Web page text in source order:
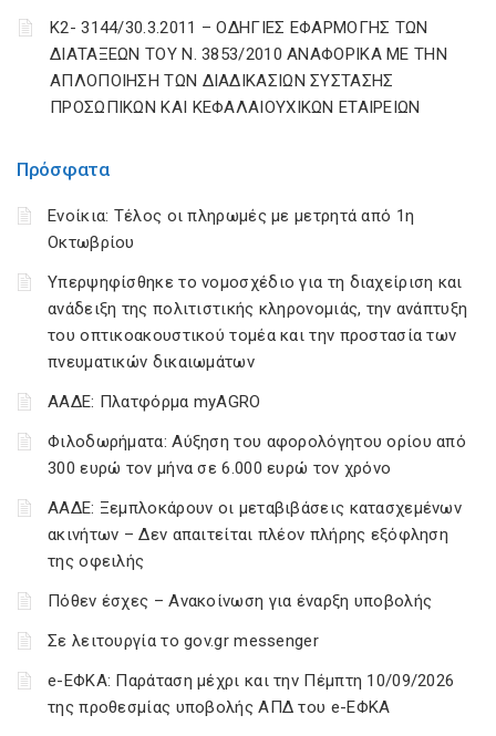
Πρόσφατα
Ενοίκια: Τέλος οι πληρωμές με μετρητά από 1η
Οκτωβρίου
Υπερψηφίσθηκε το νομοσχέδιο για τη διαχείριση και
ανάδειξη της πολιτιστικής κληρονομιάς, την ανάπτυξη
του οπτικοακουστικού τομέα και την προστασία των
πνευματικών δικαιωμάτων
ΑΑΔΕ: Πλατφόρμα myAGRO
Φιλοδωρήματα: Αύξηση του αφορολόγητου ορίου από
300 ευρώ τον μήνα σε 6.000 ευρώ τον χρόνο
ΑΑΔΕ: Ξεμπλοκάρουν οι μεταβιβάσεις κατασχεμένων
ακινήτων – Δεν απαιτείται πλέον πλήρης εξόφληση
της οφειλής
Πόθεν έσχες – Ανακοίνωση για έναρξη υποβολής
Σε λειτουργία το gov.gr messenger
e-ΕΦΚΑ: Παράταση μέχρι και την Πέμπτη 10/09/2026
της προθεσμίας υποβολής ΑΠΔ του e-ΕΦΚΑ
Κ2- 3144/30.3.2011 – ΟΔΗΓΙΕΣ ΕΦΑΡΜΟΓΗΣ ΤΩΝ
ΔΙΑΤΑΞΕΩΝ ΤΟΥ Ν. 3853/2010 ΑΝΑΦΟΡΙΚΑ ΜΕ ΤΗΝ
ΑΠΛΟΠΟΙΗΣΗ ΤΩΝ ΔΙΑΔΙΚΑΣΙΩΝ ΣΥΣΤΑΣΗΣ
ΠΡΟΣΩΠΙΚΩΝ ΚΑΙ ΚΕΦΑΛΑΙΟΥΧΙΚΩΝ ΕΤΑΙΡΕΙΩΝ